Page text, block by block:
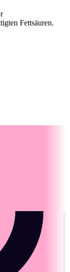
Fettsäuren.